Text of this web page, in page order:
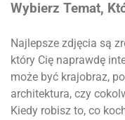
Wybierz Temat,
Najlepsze zdjęcia są
który Cię naprawdę
może być krajobraz,
architektura, czy
Kiedy robisz to, co